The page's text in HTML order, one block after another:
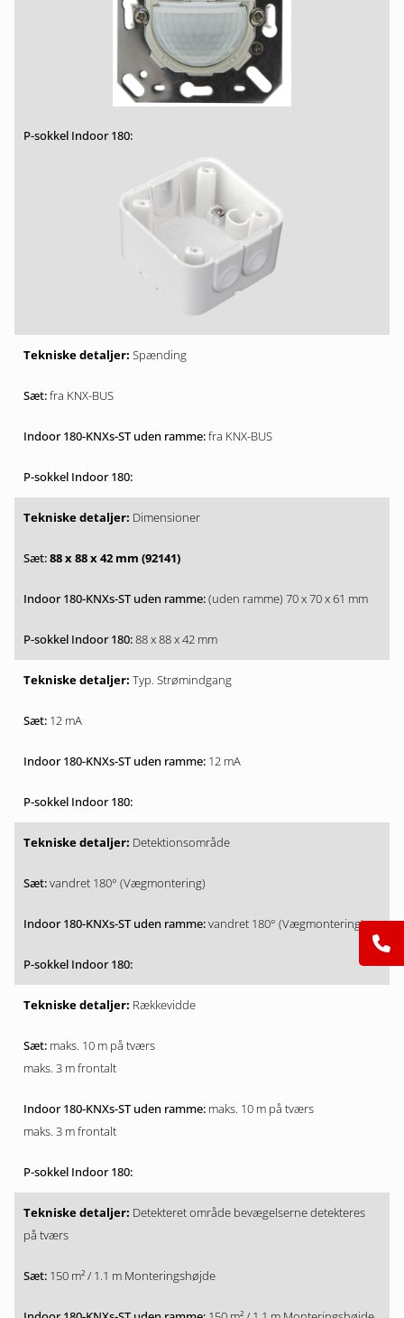
Spænding
fra KNX-BUS
fra KNX-BUS
Dimensioner
88 x 88 x 42 mm (92141)
(uden ramme) 70 x 70 x 61 mm
88 x 88 x 42 mm
Typ. Strømindgang
12 mA
12 mA
Detektionsområde
vandret 180° (Vægmontering)
vandret 180° (Vægmontering)
Rækkevidde
maks. 10 m på tværs
maks. 3 m frontalt
maks. 10 m på tværs
maks. 3 m frontalt
Detekteret område bevægelserne detekteres
på tværs
150 m² / 1.1 m Monteringshøjde